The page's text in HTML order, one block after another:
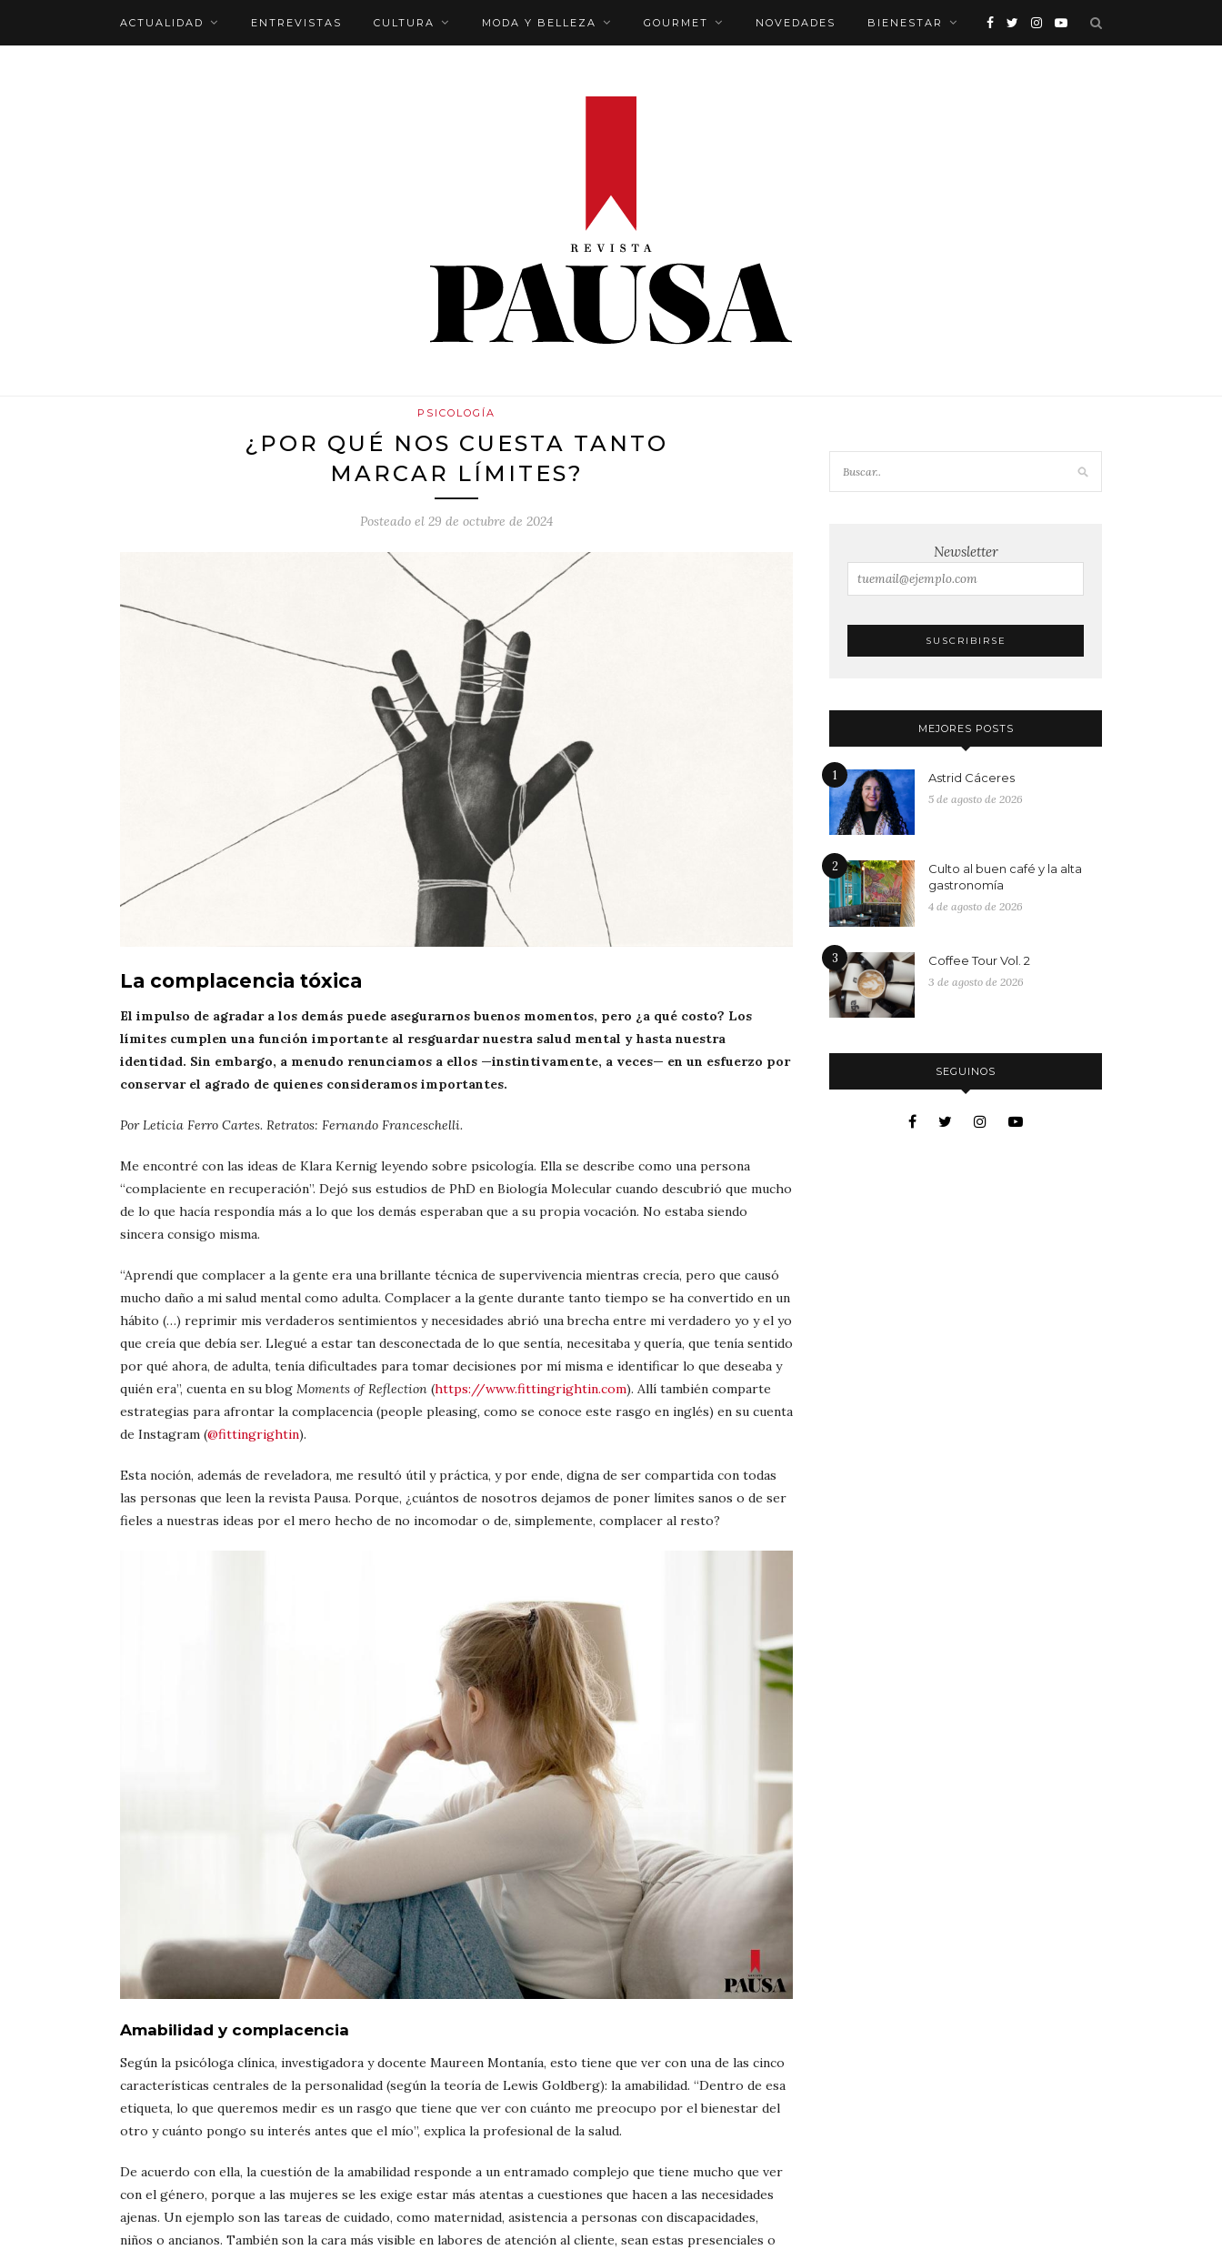
ACTUALIDAD ENTREVISTAS CULTURA MODA Y BELLEZA GOURMET NOVEDADES BIENESTAR
PSICOLOGÍA
¿POR QUÉ NOS CUESTA TANTO
MARCAR LÍMITES?
Posteado el 29 de octubre de 2024
La complacencia tóxica
El impulso de agradar a los demás puede asegurarnos buenos momentos, pero ¿a qué costo? Los
límites cumplen una función importante al resguardar nuestra salud mental y hasta nuestra
identidad. Sin embargo, a menudo renunciamos a ellos —instintivamente, a veces— en un esfuerzo por
conservar el agrado de quienes consideramos importantes.
Por Leticia Ferro Cartes. Retratos: Fernando Franceschelli.
Me encontré con las ideas de Klara Kernig leyendo sobre psicología. Ella se describe como una persona
“complaciente en recuperación”. Dejó sus estudios de PhD en Biología Molecular cuando descubrió que mucho
de lo que hacía respondía más a lo que los demás esperaban que a su propia vocación. No estaba siendo
sincera consigo misma.
“Aprendí que complacer a la gente era una brillante técnica de supervivencia mientras crecía, pero que causó
mucho daño a mi salud mental como adulta. Complacer a la gente durante tanto tiempo se ha convertido en un
hábito (…) reprimir mis verdaderos sentimientos y necesidades abrió una brecha entre mi verdadero yo y el yo
que creía que debía ser. Llegué a estar tan desconectada de lo que sentía, necesitaba y quería, que tenía sentido
por qué ahora, de adulta, tenía dificultades para tomar decisiones por mí misma e identificar lo que deseaba y
quién era”, cuenta en su blog Moments of Reflection (https://www.fittingrightin.com). Allí también comparte
estrategias para afrontar la complacencia (people pleasing, como se conoce este rasgo en inglés) en su cuenta
de Instagram (@fittingrightin).
Esta noción, además de reveladora, me resultó útil y práctica, y por ende, digna de ser compartida con todas
las personas que leen la revista Pausa. Porque, ¿cuántos de nosotros dejamos de poner límites sanos o de ser
fieles a nuestras ideas por el mero hecho de no incomodar o de, simplemente, complacer al resto?
Amabilidad y complacencia
Según la psicóloga clínica, investigadora y docente Maureen Montanía, esto tiene que ver con una de las cinco
características centrales de la personalidad (según la teoría de Lewis Goldberg): la amabilidad. “Dentro de esa
etiqueta, lo que queremos medir es un rasgo que tiene que ver con cuánto me preocupo por el bienestar del
otro y cuánto pongo su interés antes que el mío”, explica la profesional de la salud.
De acuerdo con ella, la cuestión de la amabilidad responde a un entramado complejo que tiene mucho que ver
con el género, porque a las mujeres se les exige estar más atentas a cuestiones que hacen a las necesidades
ajenas. Un ejemplo son las tareas de cuidado, como maternidad, asistencia a personas con discapacidades,
niños o ancianos. También son la cara más visible en labores de atención al cliente, sean estas presenciales o
Newsletter
MEJORES POSTS
1 Astrid Cáceres
5 de agosto de 2026
2
Culto al buen café y la alta
gastronomía
4 de agosto de 2026
3 Coffee Tour Vol. 2
3 de agosto de 2026
SEGUINOS